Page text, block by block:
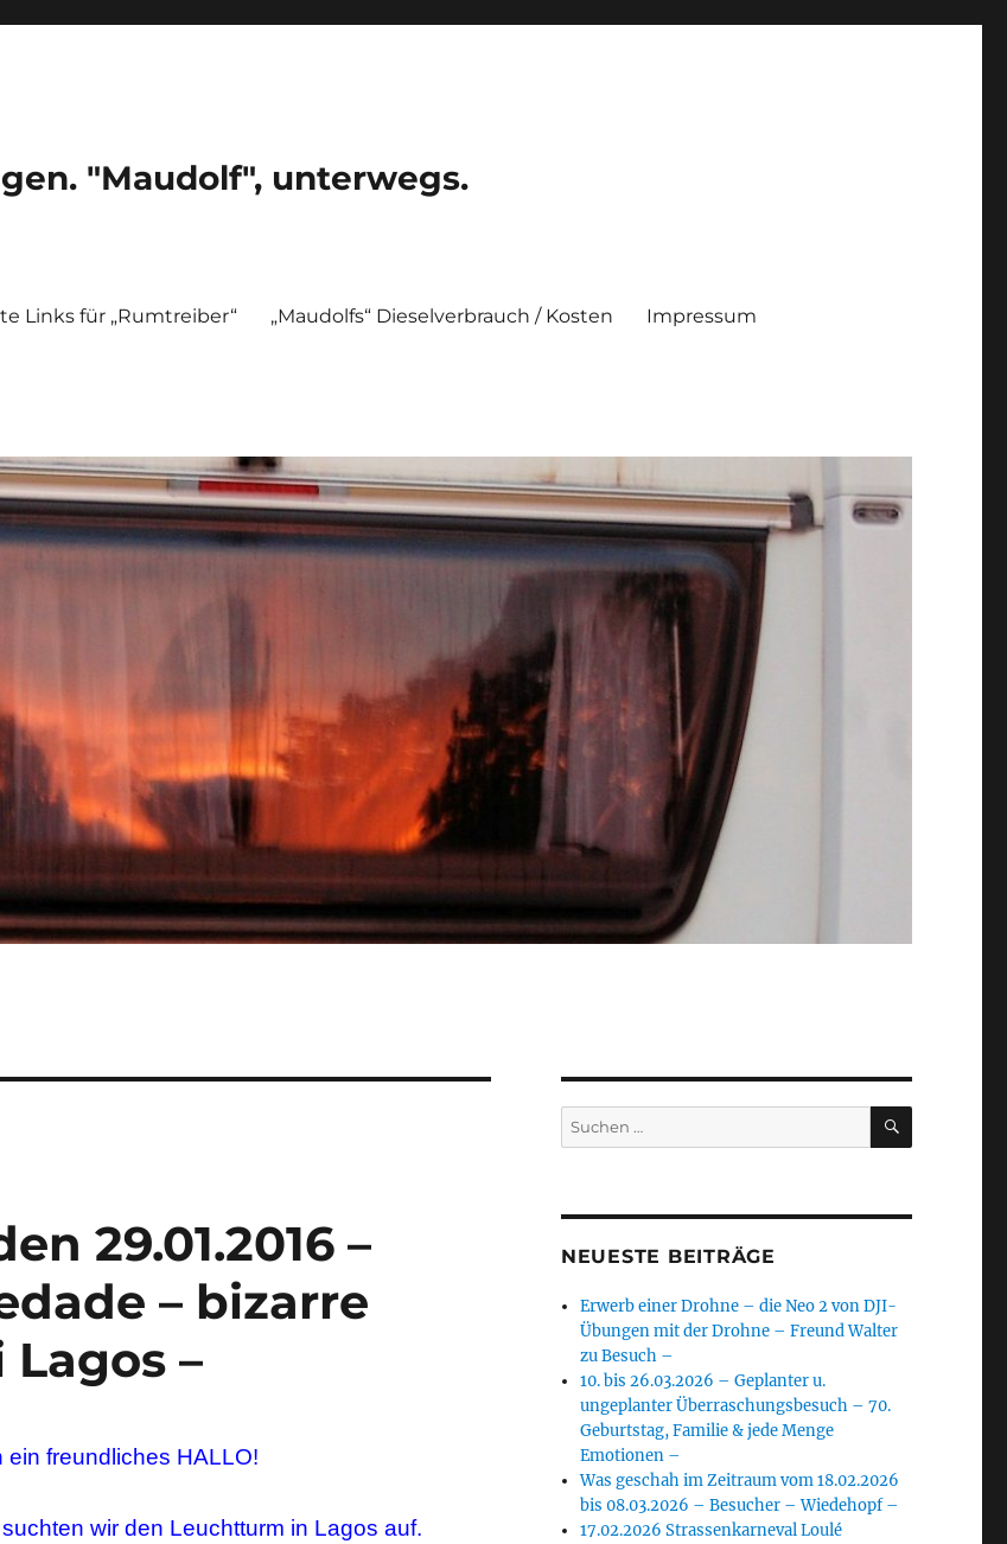
"Maudolf", unterwegs.
Links für „Rumtreiber“ „Maudolfs“ Dieselverbrauch / Kosten Impressum
29.01.2016 –
– bizarre
–
ein freundliches HALLO!
wir den Leuchtturm in Lagos auf.
Suchen
nach:
SUCHEN
NEUESTE BEITRÄGE
Erwerb einer Drohne – die Neo 2 von DJI-
Übungen mit der Drohne – Freund Walter
zu Besuch –
10. bis 26.03.2026 – Geplanter u.
ungeplanter Überraschungsbesuch – 70.
Geburtstag, Familie & jede Menge
Emotionen –
Was geschah im Zeitraum vom 18.02.2026
bis 08.03.2026 – Besucher – Wiedehopf –
17.02.2026 Strassenkarneval Loulé